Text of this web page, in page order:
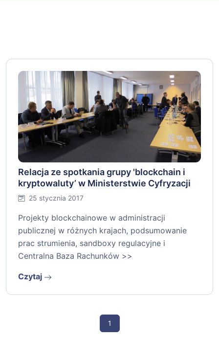
Relacja ze spotkania grupy 'blockchain i
kryptowaluty’ w Ministerstwie Cyfryzacji
25 stycznia 2017
Projekty blockchainowe w administracji
publicznej w różnych krajach, podsumowanie
prac strumienia, sandboxy regulacyjne i
Centralna Baza Rachunków >>
Czytaj
1